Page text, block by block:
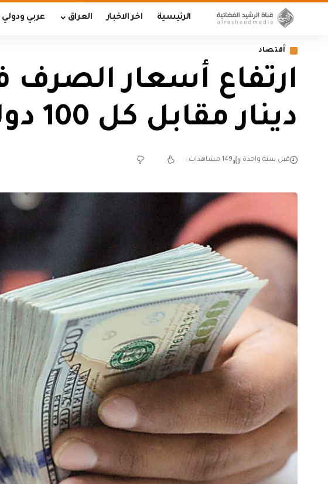
الرئيسية اخر الاخبار العراق عربي ودولي
أقتصاد
دينار مقابل كل 100 دولار
قبل سنة واحدة 149 مشاهدات